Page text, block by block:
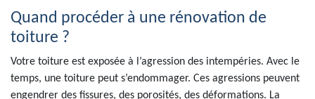
Quand procéder à une rénovation de
toiture ?
Votre toiture est exposée à l’agression des intempéries. Avec le
temps, une toiture peut s’endommager. Ces agressions peuvent
engendrer des fissures, des porosités, des déformations. La